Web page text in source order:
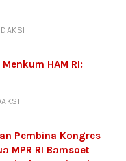
HAM RI:
Pembina Kongres
MPR RI Bamsoet